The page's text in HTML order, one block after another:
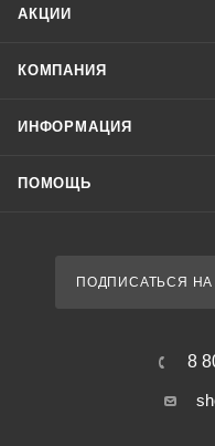
АКЦИИ
КОМПАНИЯ
ИНФОРМАЦИЯ
ПОМОЩЬ
ПОДПИСАТЬСЯ
8